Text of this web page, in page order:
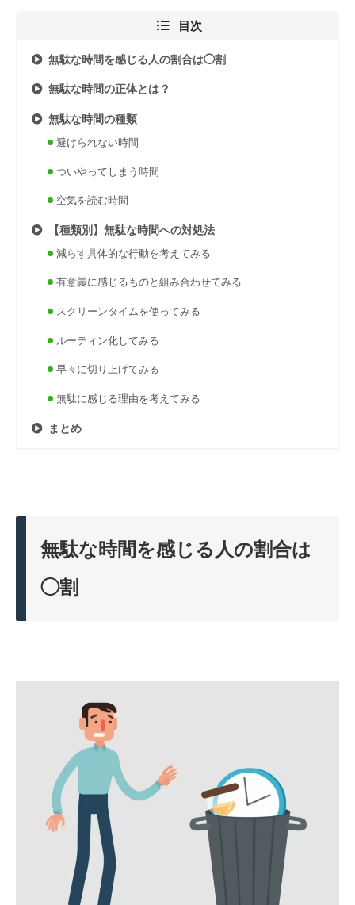
目次
無駄な時間を感じる人の割合は◯割
無駄な時間の正体とは？
無駄な時間の種類
避けられない時間
ついやってしまう時間
空気を読む時間
【種類別】無駄な時間への対処法
減らす具体的な行動を考えてみる
有意義に感じるものと組み合わせてみる
スクリーンタイムを使ってみる
ルーティン化してみる
早々に切り上げてみる
無駄に感じる理由を考えてみる
まとめ
無駄な時間を感じる人の割合は
◯割